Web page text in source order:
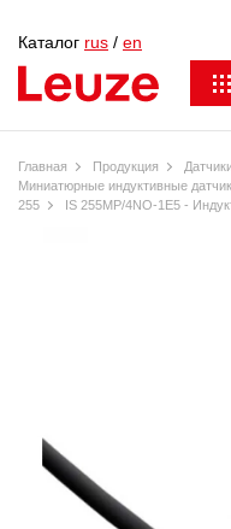
Каталог rus / en
Главная Продукция
Миниатюрные индуктивные
255
IS 255MP/4NO-1E5 -